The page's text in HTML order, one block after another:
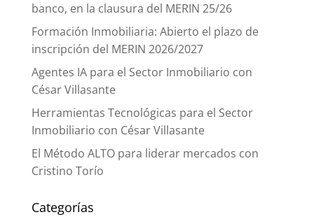
banco, en la clausura del MERIN 25/26
Formación Inmobiliaria: Abierto el plazo de
inscripción del MERIN 2026/2027
Agentes IA para el Sector Inmobiliario con
César Villasante
Herramientas Tecnológicas para el Sector
Inmobiliario con César Villasante
El Método ALTO para liderar mercados con
Cristino Torío
Categorías